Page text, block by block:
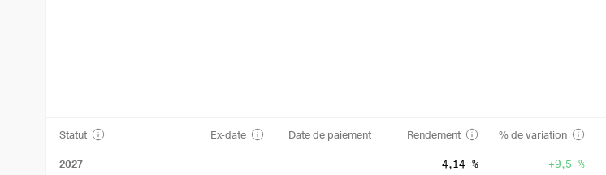
Statut Ex-date Date de paiement Rendement % de variation
2027 4,14 % +9,5 %